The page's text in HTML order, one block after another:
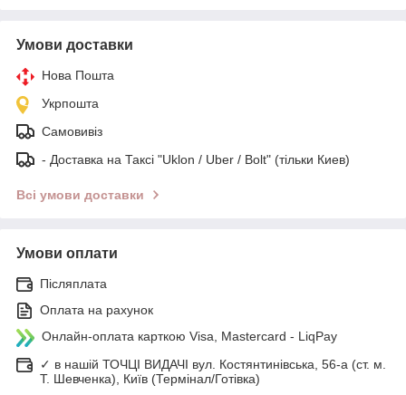
Умови доставки
Нова Пошта
Укрпошта
Самовивіз
- Доставка на Таксі "Uklon / Uber / Bolt" (тільки Киев)
Всі умови доставки
Умови оплати
Післяплата
Оплата на рахунок
Онлайн-оплата карткою Visa, Mastercard - LiqPay
✓ в нашій ТОЧЦІ ВИДАЧІ вул. Костянтинівська, 56-а (ст. м.
Т. Шевченка), Київ (Термінал/Готівка)